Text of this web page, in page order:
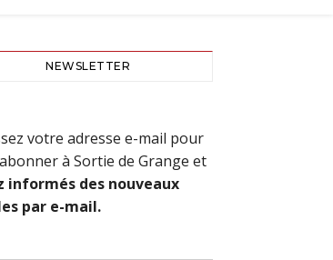
NEWSLETTER